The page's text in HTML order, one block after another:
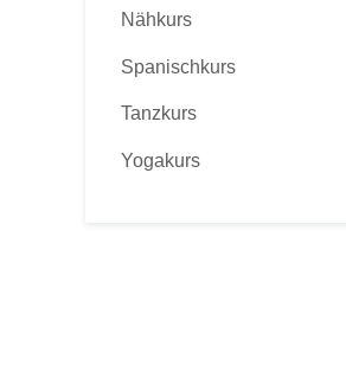
Nähkurs
Spanischkurs
Tanzkurs
Yogakurs